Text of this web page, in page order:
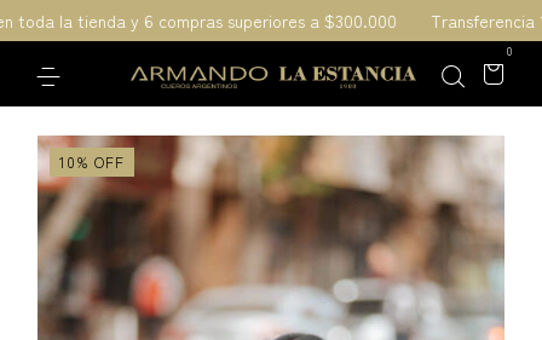
la tienda y 6 compras superiores a $300.000 Transferencia
0
10% OFF